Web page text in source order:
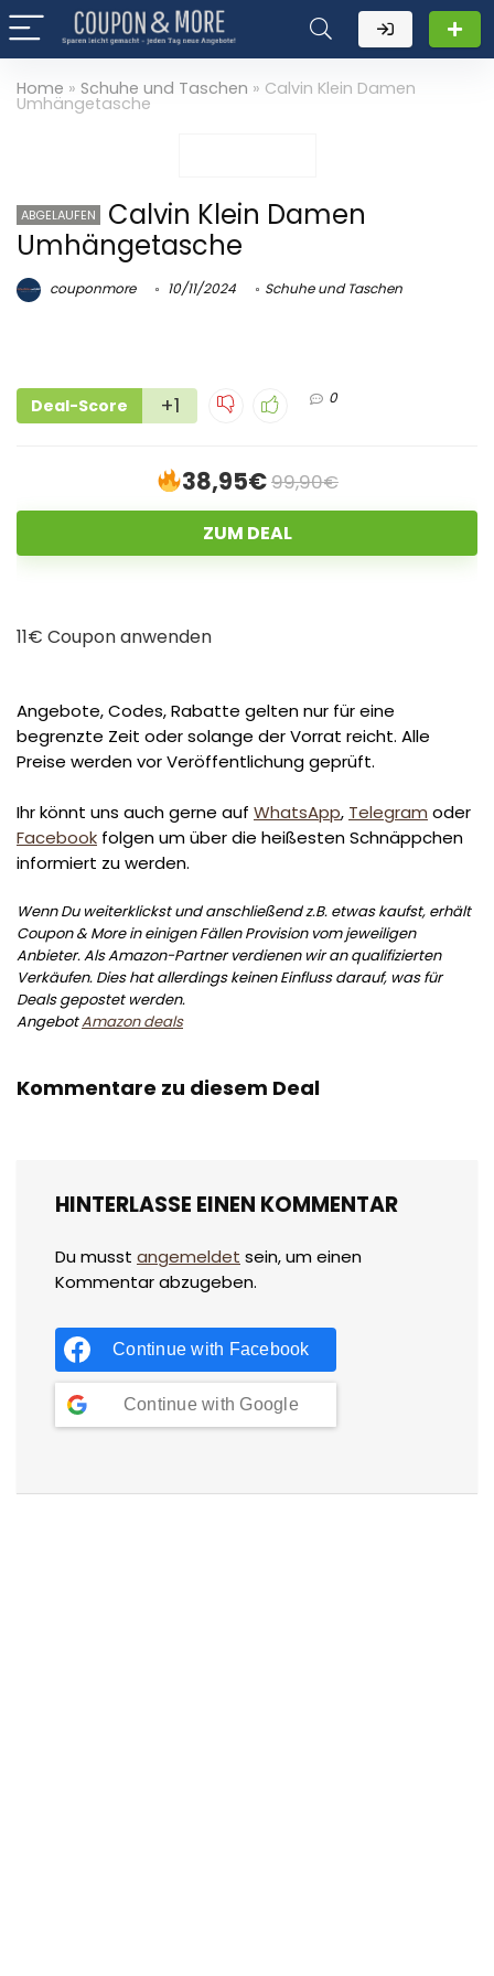
Home » Schuhe und Taschen » Calvin Klein Damen
Umhängetasche
ABGELAUFEN
Calvin Klein Damen
Umhängetasche
couponmore 10/11/2024 Schuhe und Taschen
Deal-Score +1 0
38,95€99,90€
ZUM DEAL
11€ Coupon anwenden
Angebote, Codes, Rabatte gelten nur für eine
begrenzte Zeit oder solange der Vorrat reicht. Alle
Preise werden vor Veröffentlichung geprüft.
Ihr könnt uns auch gerne auf WhatsApp, Telegram oder
Facebook folgen um über die heißesten Schnäppchen
informiert zu werden.
Wenn Du weiterklickst und anschließend z.B. etwas kaufst, erhält
Coupon & More in einigen Fällen Provision vom jeweiligen
Anbieter. Als Amazon-Partner verdienen wir an qualifizierten
Verkäufen. Dies hat allerdings keinen Einfluss darauf, was für
Deals gepostet werden.
AngebotAmazon deals
Kommentare zu diesem Deal
HINTERLASSE EINEN KOMMENTAR
Du musst angemeldet sein, um einen
Kommentar abzugeben.
Continue with Facebook
Continue with Google